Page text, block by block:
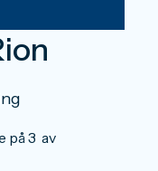
på 3 av